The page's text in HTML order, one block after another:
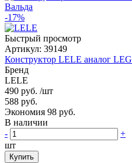
-17%
Быстрый просмотр
Артикул: 39149
Конструктор LELE аналог
Бренд
LELE
490 руб. /шт
588 руб.
Экономия 98 руб.
В наличии
-
+
шт
Купить